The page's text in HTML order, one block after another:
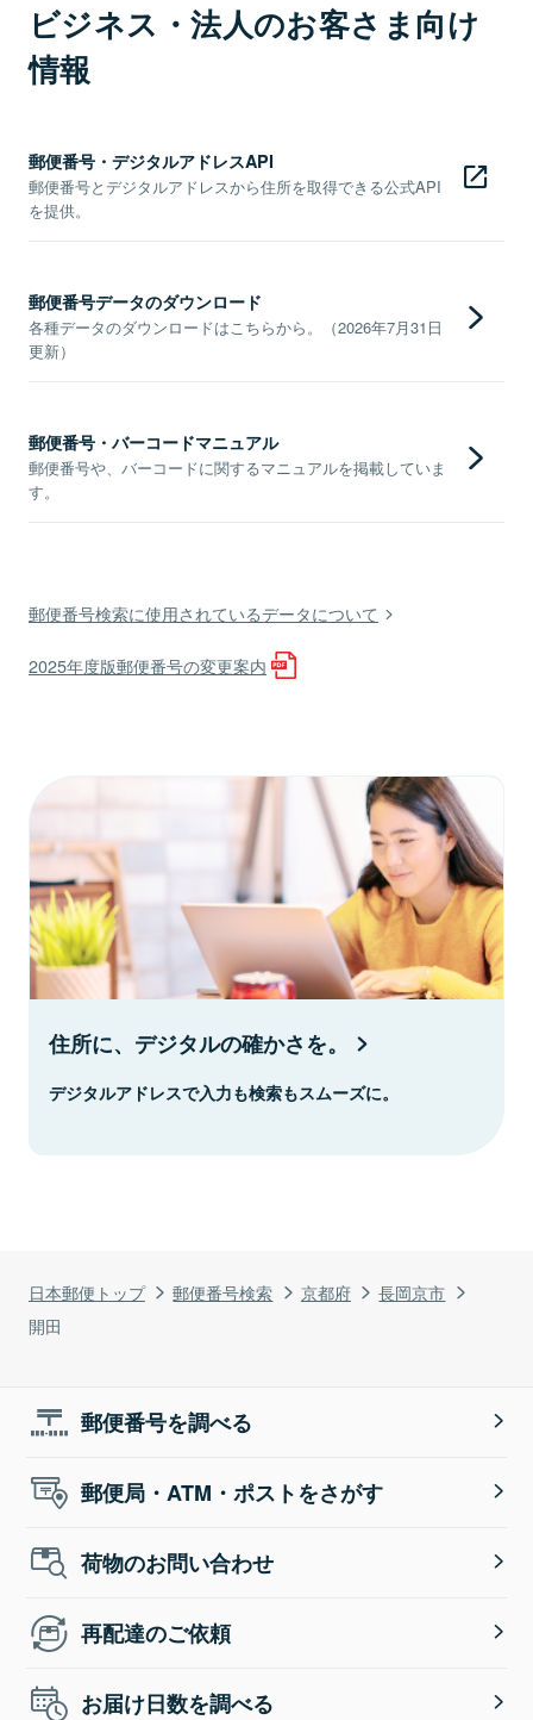
日本郵便トップ 郵便番号検索 京都府
長岡京市
開田
ビジネス・法人のお客さま向け
情報
郵便番号・デジタルアドレスAPI
郵便番号とデジタルアドレスから住所を取得できる公式API
を提供。
郵便番号データのダウンロード
各種データのダウンロードはこちらから。（2026年7月31日
更新）
郵便番号・バーコードマニュアル
郵便番号や、バーコードに関するマニュアルを掲載していま
す。
郵便番号検索に使用されているデータについて
2025年度版郵便番号の変更案内
住所に、デジタルの確かさを。
デジタルアドレスで入力も検索もスムーズに。
郵便番号を調べる
郵便局・ATM・ポストをさがす
荷物のお問い合わせ
再配達のご依頼
お届け日数を調べる